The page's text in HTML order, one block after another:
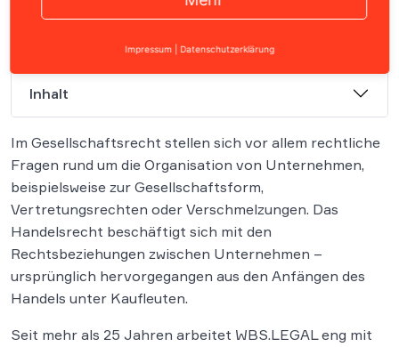
Inhalt
Im Gesellschaftsrecht stellen sich vor allem rechtliche
Fragen rund um die Organisation von Unternehmen,
beispielsweise zur Gesellschaftsform,
Vertretungsrechten oder Verschmelzungen. Das
Handelsrecht beschäftigt sich mit den
Rechtsbeziehungen zwischen Unternehmen –
ursprünglich hervorgegangen aus den Anfängen des
Handels unter Kaufleuten.
Seit mehr als 25 Jahren arbeitet WBS.LEGAL eng mit
Impressum Datenschutzerklärung